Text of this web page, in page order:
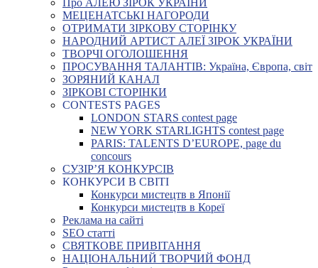
Про АЛЕЮ ЗІРОК УКРАЇНИ
МЕЦЕНАТСЬКІ НАГОРОДИ
ОТРИМАТИ ЗІРКОВУ СТОРІНКУ
НАРОДНИЙ АРТИСТ АЛЕЇ ЗІРОК УКРАЇНИ
ТВОРЧІ ОГОЛОШЕННЯ
ПРОСУВАННЯ ТАЛАНТІВ: Україна, Європа, світ
ЗОРЯНИЙ КАНАЛ
ЗІРКОВІ СТОРІНКИ
CONTESTS PAGES
LONDON STARS contest page
NEW YORK STARLIGHTS contest page
PARIS: TALENTS D’EUROPE, page du
concours
СУЗІР’Я КОНКУРСІВ
КОНКУРСИ В СВІТІ
Конкурси мистецтв в Японії
Конкурси мистецтв в Кореї
Реклама на сайті
SEO статті
СВЯТКОВЕ ПРИВІТАННЯ
НАЦІОНАЛЬНИЙ ТВОРЧИЙ ФОНД